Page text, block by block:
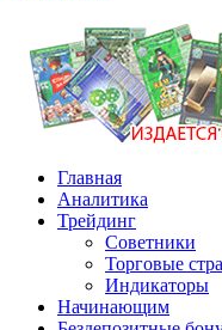
Главная
Аналитика
Трейдинг
Советники
Торговые
Индикаторы
Начинающим